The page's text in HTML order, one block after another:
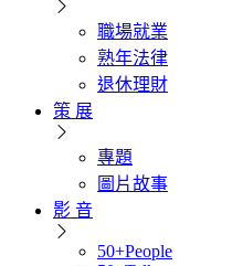
職場就業
熟年法律
退休理財
策 展
專題
圖片故事
影 音
50+People